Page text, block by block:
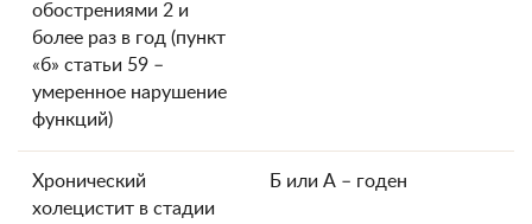
обострениями 2 и
более раз в год (пункт
«б» статьи 59 –
умеренное нарушение
функций)
Хронический
холецистит в стадии
Б или А – годен